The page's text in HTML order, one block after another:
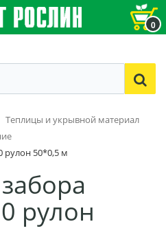
0
Теплицы и укрывной материал
рулон 50*0,5 м
рулон